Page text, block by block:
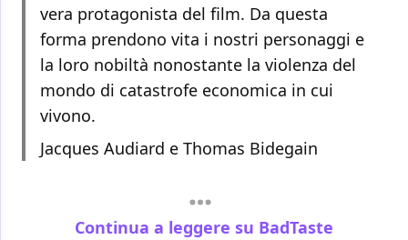
vera protagonista del film. Da questa
forma prendono vita i nostri personaggi e
la loro nobiltà nonostante la violenza del
mondo di catastrofe economica in cui
vivono.
Jacques Audiard e Thomas Bidegain
Continua a leggere su BadTaste